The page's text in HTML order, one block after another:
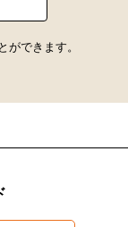
ができます。